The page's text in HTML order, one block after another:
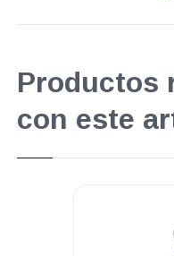
Productos
con este